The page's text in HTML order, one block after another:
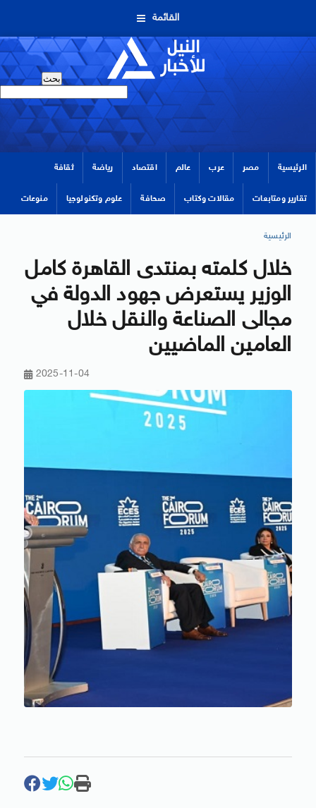
القائمة
الرئيسية مصر عرب عالم اقتصاد رياضة ثقافة
تقارير ومتابعات مقالات وكتاب صحافة علوم وتكنولوجيا منوعات
الرئيسية
خلال كلمته بمنتدى القاهرة كامل
الوزير يستعرض جهود الدولة في
مجالى الصناعة والنقل خلال
العامين الماضيين
2025-11-04